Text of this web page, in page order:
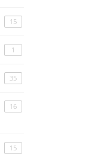
15
1
35
16
15